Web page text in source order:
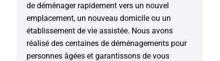
de déménager rapidement vers un nouvel
emplacement, un nouveau domicile ou un
établissement de vie assistée. Nous avons
réalisé des centaines de déménagements pour
personnes âgées et garantissons de vous